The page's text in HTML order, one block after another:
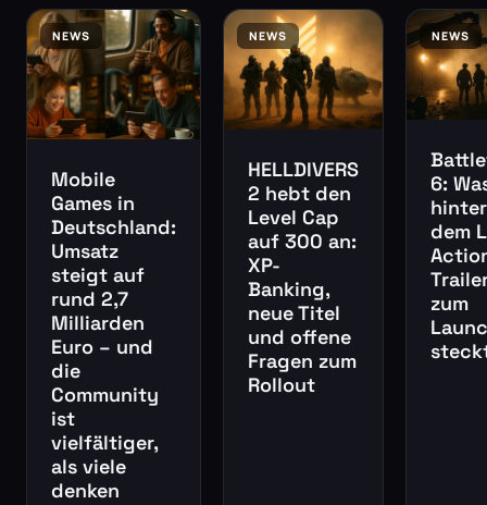
NEWS
Mobile
Games in
Deutschland:
Umsatz
steigt auf
rund 2,7
Milliarden
Euro – und
die
Community
ist
vielfältiger,
als viele
denken
NEWS
HELLDIVERS
2 hebt den
Level Cap
auf 300 an:
XP-
Banking,
neue Titel
und offene
Fragen zum
Rollout
NEWS
6:
hinter
dem
zum